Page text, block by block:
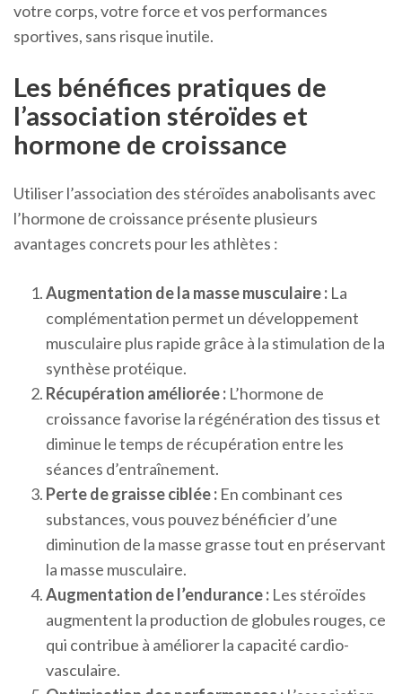
votre corps, votre force et vos performances
sportives, sans risque inutile.
Les bénéfices pratiques de
l’association stéroïdes et
hormone de croissance
Utiliser l’association des stéroïdes anabolisants avec
l’hormone de croissance présente plusieurs
avantages concrets pour les athlètes :
Augmentation de la masse musculaire : La
complémentation permet un développement
musculaire plus rapide grâce à la stimulation de la
synthèse protéique.
Récupération améliorée : L’hormone de
croissance favorise la régénération des tissus et
diminue le temps de récupération entre les
séances d’entraînement.
Perte de graisse ciblée : En combinant ces
substances, vous pouvez bénéficier d’une
diminution de la masse grasse tout en préservant
la masse musculaire.
Augmentation de l’endurance : Les stéroïdes
augmentent la production de globules rouges, ce
qui contribue à améliorer la capacité cardio-
vasculaire.